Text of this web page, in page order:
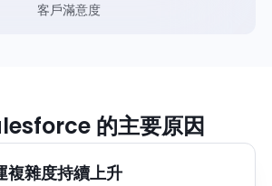
客戶滿意度
的主要原因
複雜度持續上升